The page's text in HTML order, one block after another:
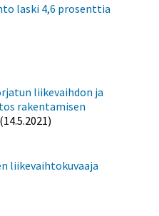
laski 4,6 prosenttia
liikevaihdon ja
rakentamisen
(14.5.2021)
liikevaihtokuvaaja